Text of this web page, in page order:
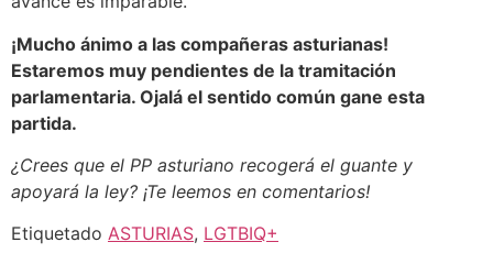
¡Mucho ánimo a las compañeras asturianas!
Estaremos muy pendientes de la tramitación
parlamentaria. Ojalá el sentido común gane esta
partida.
¿Crees que el PP asturiano recogerá el guante y
apoyará la ley? ¡Te leemos en comentarios!
Etiquetado ASTURIAS, LGTBIQ+